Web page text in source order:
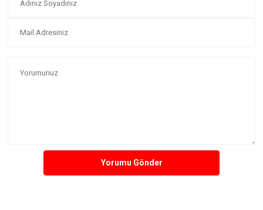
Yorumu Gönder